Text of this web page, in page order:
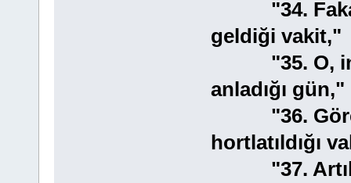
"34. Fakat
geldiği vakit,"
"35. O,
anladığı gün,"
"36. Gören
hortlatıldığı
"37. Artık